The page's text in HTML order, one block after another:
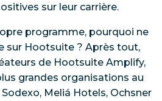
sur leur carrière.
programme, pourquoi ne
sur Hootsuite ? Après tout,
de Hootsuite Amplify,
grandes organisations au
Meliá Hotels, Ochsner